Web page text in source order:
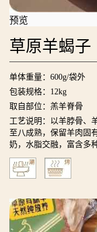
预览
草原羊蝎子
单体重量：600g/袋外
包装规格：12kg
取自部位：羔羊脊骨
工艺说明：以羊脖骨、
至八成熟，保留羊肉固
奶，水脂交融，富含多